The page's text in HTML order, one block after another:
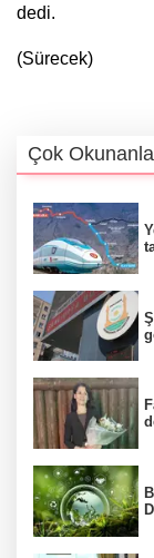
dedi.
(Sürecek)
Çok